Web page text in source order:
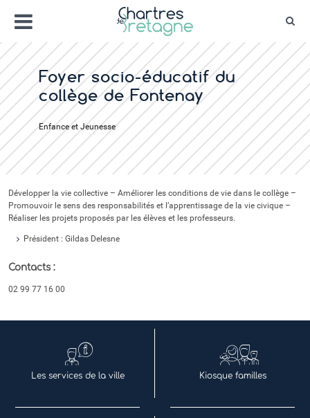
contenu
Menu
Bienvenue sur le site de la ville de
Ville Zéro phyto / 4 fleurs
Foyer socio-éducatif du
collège de Fontenay
Enfance et Jeunesse
Développer la vie collective – Améliorer les conditions de vie dans le collège –
Promouvoir le sens des responsabilités et l’apprentissage de la vie civique –
Réaliser les projets proposés par les élèves et les professeurs.
Président : Gildas Delesne
Contacts :
02 99 77 16 00
Les services de la ville Kiosque familles